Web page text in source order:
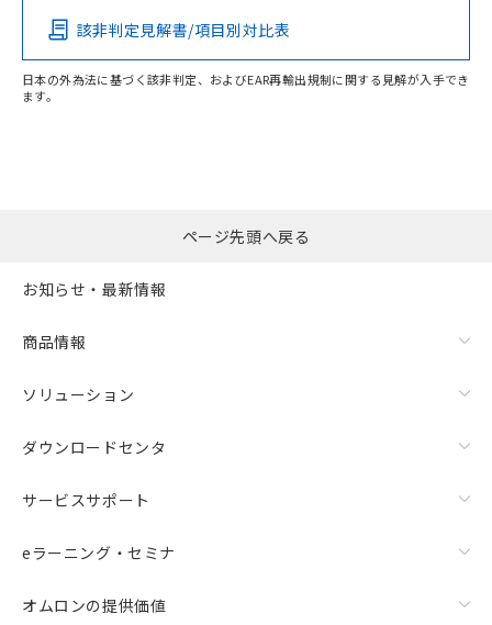
該非判定見解書/項目別対比表
日本の外為法に基づく該非判定、およびEAR再輸出規制に関する見解が入手でき
ます。
ページ先頭へ戻る
お知らせ・最新情報
商品情報
ソリューション
ダウンロードセンタ
サービスサポート
eラーニング・セミナ
オムロンの提供価値